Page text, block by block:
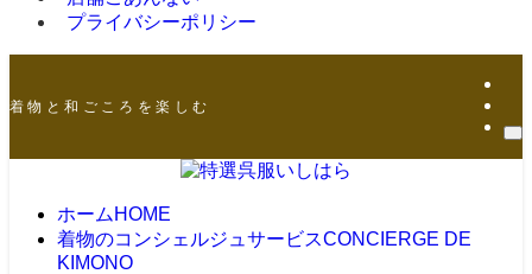
プライバシーポリシー
着 物 と 和 ご こ ろ を 楽 し む
ホーム HOME
着物のコンシェルジュサービスCONCIERGE DE
KIMONO